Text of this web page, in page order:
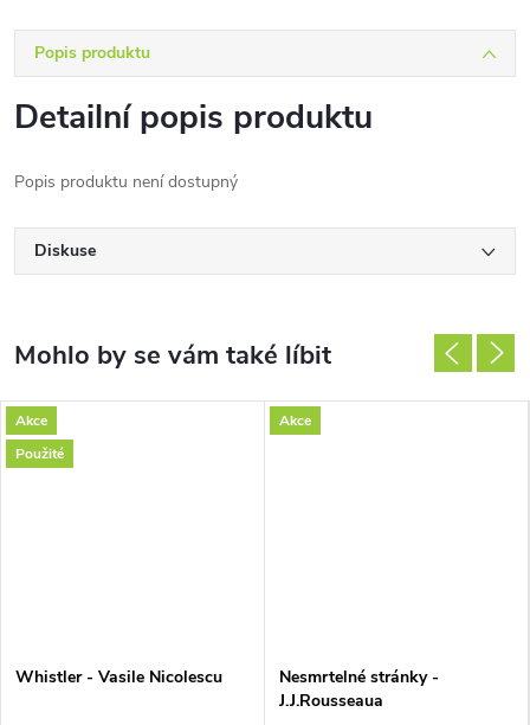
Popis produktu
Detailní popis produktu
Popis produktu není dostupný
Diskuse
Akce
Použité
Whistler - Vasile Nicolescu
Akce
Nesmrtelné stránky -
J.J.Rousseaua